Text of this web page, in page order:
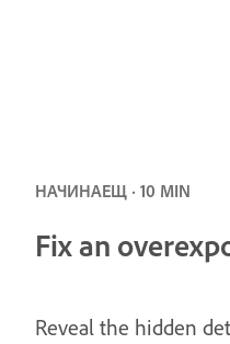
НАЧИНАЕЩ · 10 MIN
Fix an
Reveal the hidden